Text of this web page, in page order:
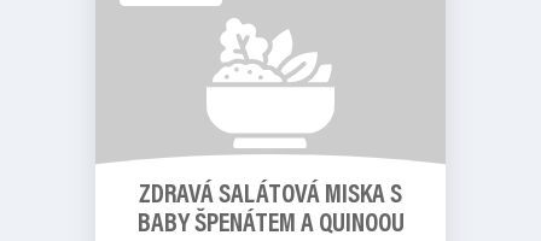
ZDRAVÁ SALÁTOVÁ MISKA S
BABY ŠPENÁTEM A QUINOOU